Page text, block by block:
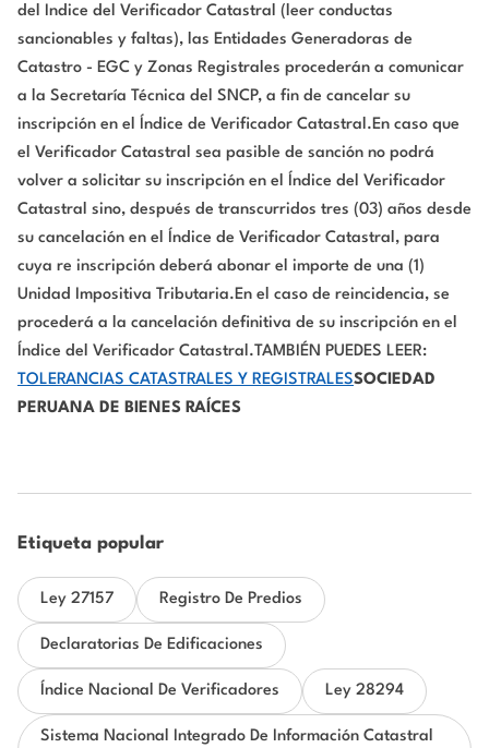
del Indice del Verificador Catastral (leer conductas
sancionables y faltas), las Entidades Generadoras de
Catastro - EGC y Zonas Registrales procederán a comunicar
a la Secretaría Técnica del SNCP, a fin de cancelar su
inscripción en el Índice de Verificador Catastral.En caso que
el Verificador Catastral sea pasible de sanción no podrá
volver a solicitar su inscripción en el Índice del Verificador
Catastral sino, después de transcurridos tres (03) años desde
su cancelación en el Índice de Verificador Catastral, para
cuya re inscripción deberá abonar el importe de una (1)
Unidad Impositiva Tributaria.En el caso de reincidencia, se
procederá a la cancelación definitiva de su inscripción en el
Índice del Verificador Catastral.TAMBIÉN PUEDES LEER:
TOLERANCIAS CATASTRALES Y REGISTRALESSOCIEDAD
PERUANA DE BIENES RAÍCES
Etiqueta popular
Ley 27157 Registro De Predios
Declaratorias De Edificaciones
Índice Nacional De Verificadores Ley 28294
Sistema Nacional Integrado De Información Catastral